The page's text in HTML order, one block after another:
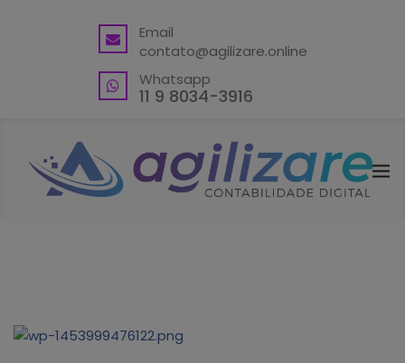
Email
contato@agilizare.online
Whatsapp
11 9 8034-3916
VANTAGENS
ABRA SUA CONTA PJ
ENDEREÇO FISCAL – OUTRAS
LOCALIDADES